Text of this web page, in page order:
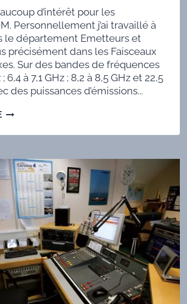
d’intérêt pour les
Personnellement j’ai travaillé à
le département Emetteurs et
précisément dans les Faisceaux
Sur des bandes de fréquences
6,4 à 7,1 GHz ; 8,2 à 8,5 GHz et 22,5
des puissances d’émissions...
VOUS
DIT
VOUS
AVEZ
DIT
AM ?